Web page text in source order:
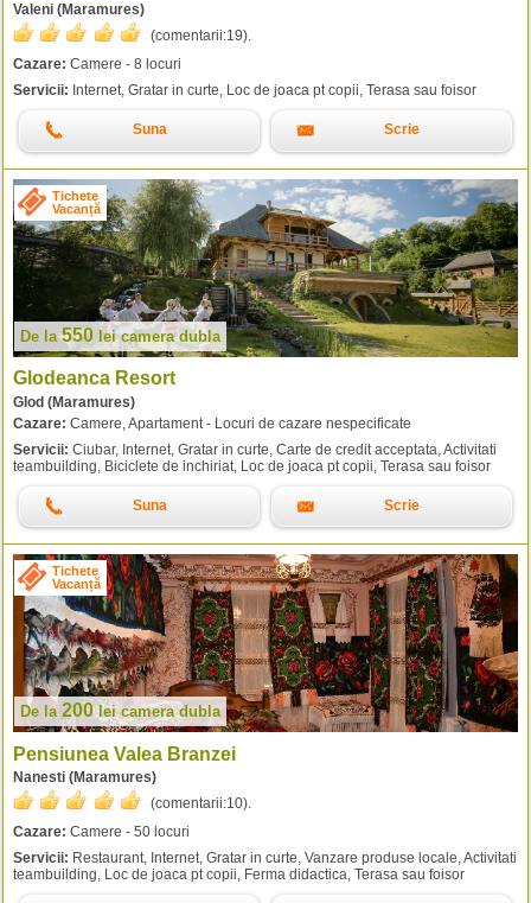
Valeni (Maramures)
(comentarii:19).
Cazare: Camere - 8 locuri
Servicii: Internet, Gratar in curte, Loc de joaca pt copii, Terasa sau foisor
Suna Scrie
Tichete
Vacanță
De la550 leicamera dubla
Glodeanca Resort
Glod (Maramures)
Cazare: Camere, Apartament - Locuri de cazare nespecificate
Servicii: Ciubar, Internet, Gratar in curte, Carte de credit acceptata, Activitati
teambuilding, Biciclete de inchiriat, Loc de joaca pt copii, Terasa sau foisor
Suna Scrie
Tichete
Vacanță
De la 200leicamera dubla
Pensiunea Valea Branzei
Nanesti (Maramures)
(comentarii:10).
Cazare: Camere - 50 locuri
Servicii: Restaurant, Internet, Gratar in curte, Vanzare produse locale, Activitati
teambuilding, Loc de joaca pt copii, Ferma didactica, Terasa sau foisor